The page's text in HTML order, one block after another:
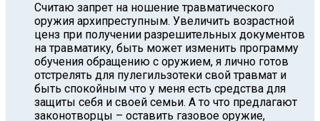
Считаю запрет на ношение травматического
оружия архипреступным. Увеличить возрастной
ценз при получении разрешительных документов
на травматику, быть может изменить программу
обучения обращению с оружием, я лично готов
отстрелять для пулегильзотеки свой травмат и
быть спокойным что у меня есть средства для
защиты себя и своей семьи. А то что предлагают
законотворцы – оставить газовое оружие,